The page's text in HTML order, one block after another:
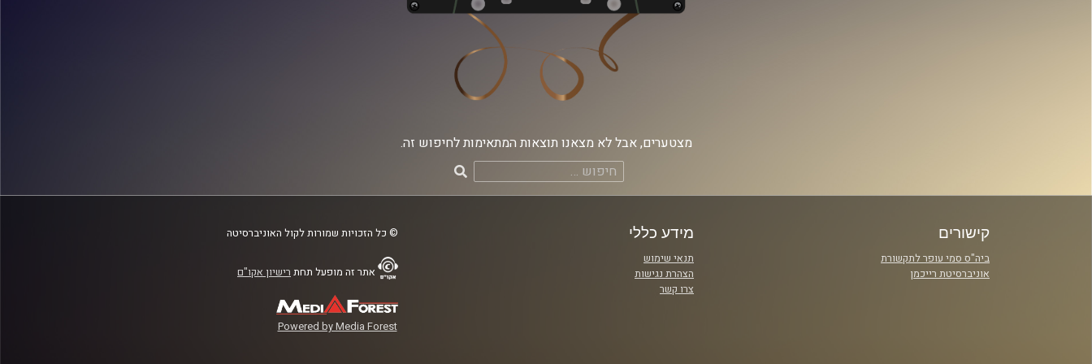
מצטערים, אבל לא מצאנו תוצאות המתאימות לחיפוש זה.
חיפוש:
קישורים
ביה"ס סמי עופר לתקשורת
אוניברסיטת רייכמן
מידע כללי
תנאי שימוש
הצהרת נגישות
צרו קשר
© כל הזכויות שמורות לקול האוניברסיטה
אתר זה מופעל תחת רישיון אקו"ם
Powered by Media Forest